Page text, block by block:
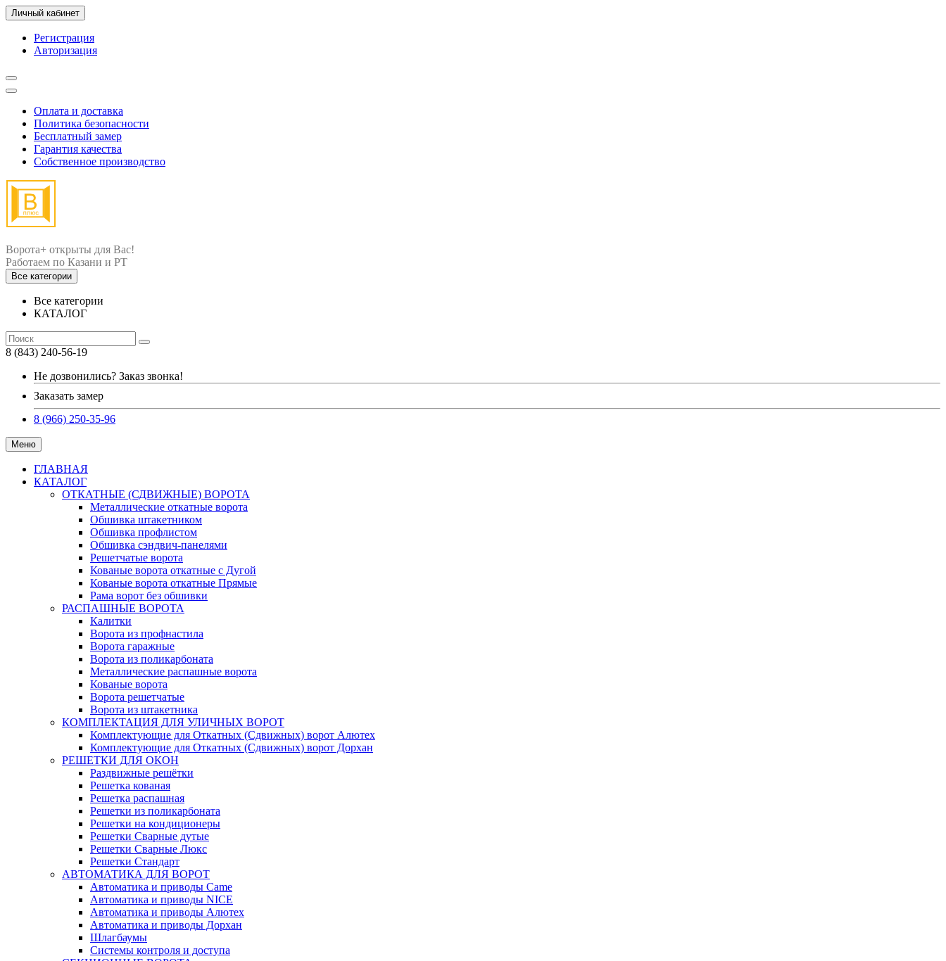
Личный кабинет
Регистрация
Авторизация
Оплата и доставка
Политика безопасности
Бесплатный замер
Гарантия качества
Собственное производство
Ворота+ открыты для Вас!
Все категории
Все категории
КАТАЛОГ
8 (843) 240-56-19
Не дозвонились? Заказ звонка!
Заказать замер
8 (966) 250-35-96
Меню
ГЛАВНАЯ
КАТАЛОГ
ОТКАТНЫЕ (СДВИЖНЫЕ) ВОРОТА
Металлические откатные ворота
Обшивка штакетником
Обшивка профлистом
Обшивка сэндвич-панелями
Решетчатые ворота
Кованые ворота откатные с Дугой
Кованые ворота откатные Прямые
Рама ворот без обшивки
РАСПАШНЫЕ ВОРОТА
Калитки
Ворота из профнастила
Ворота гаражные
Ворота из поликарбоната
Металлические распашные ворота
Кованые ворота
Ворота решетчатые
Ворота из штакетника
КОМПЛЕКТАЦИЯ ДЛЯ УЛИЧНЫХ ВОРОТ
Комплектующие для Откатных (Сдвижных) ворот Алютех
Комплектующие для Откатных (Сдвижных) ворот Дорхан
РЕШЕТКИ ДЛЯ ОКОН
Раздвижные решётки
Решетка кованая
Решетка распашная
Решетки из поликарбоната
Решетки на кондиционеры
Решетки Сварные дутые
Решетки Сварные Люкс
Решетки Стандарт
АВТОМАТИКА ДЛЯ ВОРОТ
Автоматика и приводы Came
Автоматика и приводы NICE
Автоматика и приводы Алютех
Автоматика и приводы Дорхан
Шлагбаумы
Системы контроля и доступа